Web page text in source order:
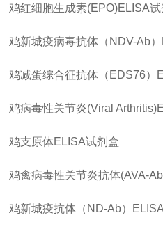
鸡红细胞生成素(EPO)ELISA试
鸡新城疫病毒抗体（ NDV-Ab）
鸡减蛋综合征抗体（ EDS76）
鸡病毒性关节炎(Viral
鸡支原体ELISA试剂盒
鸡禽病毒性关节炎抗体(AVA-
鸡新城疫抗体（ ND-Ab）